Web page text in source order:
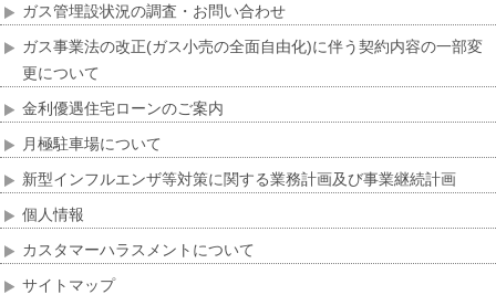
飯塚ガス株式会社は、政府の「令和6年度電気・ガス
料金負担軽減支援事業（夏期）」実施に伴いお客様
の都市… 続きを読む
2025.02.17
動画／自然災害発生時にお客さまが取るべき行動
発災時用（ガスが止まっていないお客さま向け） 発
災時用（ガスが止まっているお客さま向け）… 続
きを読む
ガス管埋設状況の調査・お問い合わせ
ガス事業法の改正(ガス小売の全面自由化)に伴う契約内容の一部変
更について
金利優遇住宅ローンのご案内
月極駐車場について
新型インフルエンザ等対策に関する業務計画及び事業継続計画
個人情報
カスタマーハラスメントについて
サイトマップ